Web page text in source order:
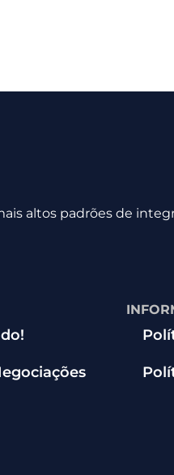
altos padrões de